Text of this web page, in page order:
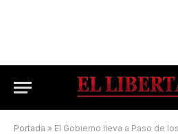
Portada » El Gobierno lleva a Paso de